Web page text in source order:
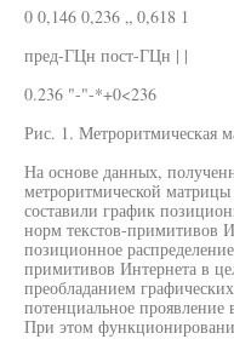
0 0,146 0,236 „ 0,618 1
пред-ГЦн пост-ГЦн | |
0.236 "-"-*+0<236
Рис. 1. Метроритмическая
На основе данных,
метроритмической
составили график
норм текстов-примитивов
позиционное
примитивов Интернета в
преобладанием
потенциальное
При этом